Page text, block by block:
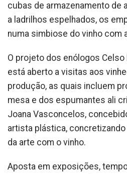
cubas de armazenamento de
a ladrilhos espelhados, os
numa simbiose do vinho com
O projeto dos enólogos
está aberto a visitas aos
produção, as quais incluem
mesa e dos espumantes ali
Joana Vasconcelos,
artista plástica,
da arte com o vinho.
Aposta em exposições,